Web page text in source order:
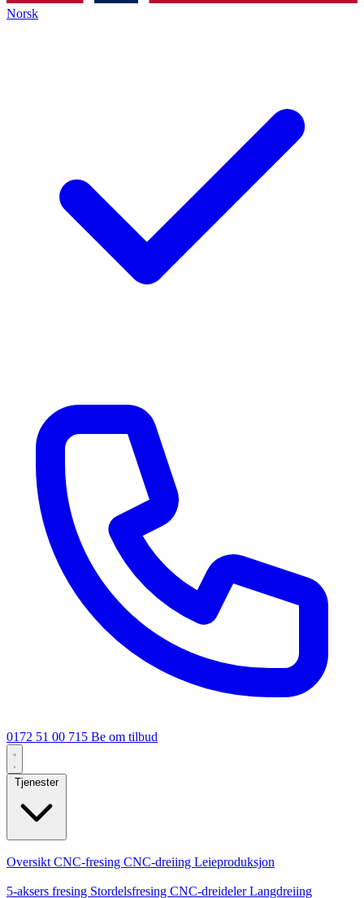
Norsk
0172 51 00 715 Be om tilbud
Tjenester
Oversikt CNC-fresing CNC-dreiing Leieproduksjon
5-aksers fresing Stordelsfresing CNC-dreidelerLangdreiing